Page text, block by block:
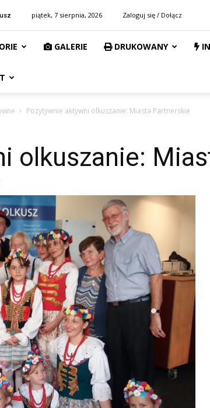
piątek, 7 sierpnia, 2026 Zaloguj się / Dołącz
GALERIE DRUKOWANY
Pozytywnie aktywni olkuszanie: Miasta Partnerskie
olkuszanie: